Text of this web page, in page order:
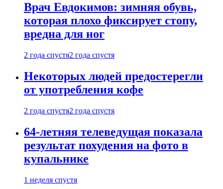
Врач Евдокимов: зимняя обувь,
которая плохо фиксирует стопу,
вредна для ног
2 года спустя2 года спустя
Некоторых людей предостерегли
от употребления кофе
2 года спустя2 года спустя
64-летняя телеведущая показала
результат похудения на фото в
купальнике
1 неделя спустя